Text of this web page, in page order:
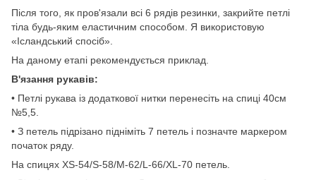
Після того, як пров'язали всі 6 рядів резинки, закрийте петлі
тіла будь-яким еластичним способом. Я використовую
«Ісландський спосіб».
На даному етапі рекомендується приклад.
В'язання рукавів:
• Петлі рукава із додаткової нитки перенесіть на спиці 40см
№5,5.
• З петель підрізано підніміть 7 петель і позначте маркером
початок ряду.
На спицях XS-54/S-58/M-62/L-66/XL-70 петель.